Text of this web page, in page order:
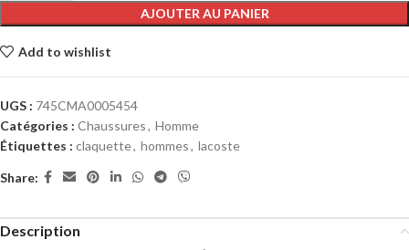
AJOUTER AU PANIER
Add to wishlist
UGS : 745CMA0005454
Catégories : Chaussures, Homme
Étiquettes : claquette, hommes, lacoste
Share:
Description